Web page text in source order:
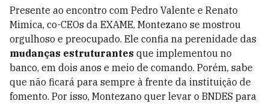
Presente ao encontro com Pedro Valente e Renato
Mimica, co-CEOs da EXAME, Montezano se mostrou
orgulhoso e preocupado. Ele confia na perenidade das
mudanças estruturantes que implementou no
banco, em dois anos e meio de comando. Porém, sabe
que não ficará para sempre à frente da instituição de
fomento. Por isso, Montezano quer levar o BNDES para